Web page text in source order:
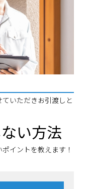
いただきお引渡しと
い方法
イントを教えます！